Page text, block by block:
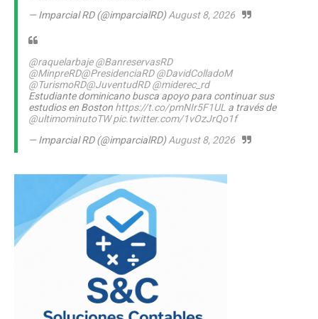
— Imparcial RD (@imparcialRD)August 8, 2026
@raquelarbaje @BanreservasRD
@MinpreRD@PresidenciaRD @DavidColladoM
@TurismoRD@JuventudRD @miderec_rd
Estudiante dominicano busca apoyo para continuar sus
estudios en Boston https://t.co/pmNIr5F1UL a través de
@ultimominutoTW pic.twitter.com/1vOzJrQo1f
— Imparcial RD (@imparcialRD)August 8, 2026